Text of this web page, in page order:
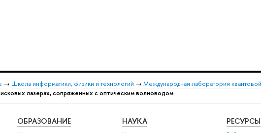
→ Школа информатики, физики и технологий → Международная лаборатория
лазерах, сопряженных с оптическим волноводом
ОБРАЗОВАНИЕ НАУКА РЕСУРСЫ